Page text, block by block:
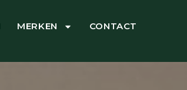
MERKEN CONTACT